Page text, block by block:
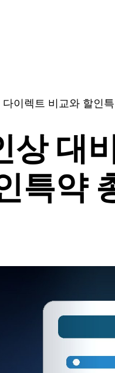
이렉트 비교와 할인
상 대
특약